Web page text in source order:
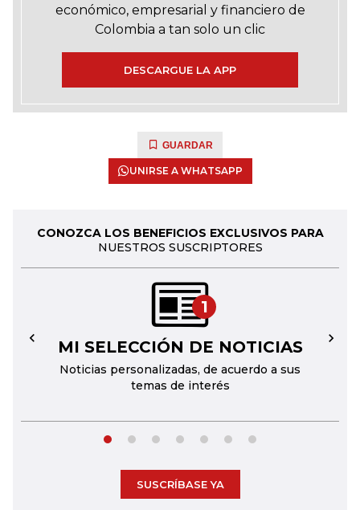
económico, empresarial y financiero de
Colombia a tan solo un clic
DESCARGUE LA APP
GUARDAR
UNIRSE A WHATSAPP
CONOZCA LOS BENEFICIOS EXCLUSIVOS PARA
NUESTROS SUSCRIPTORES
1
MI SELECCIÓN DE NOTICIAS
Noticias personalizadas, de acuerdo a sus
temas de interés
← →
SUSCRÍBASE YA